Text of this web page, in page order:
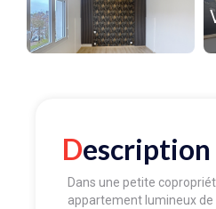
Description
Dans une petite
appartement lumineux